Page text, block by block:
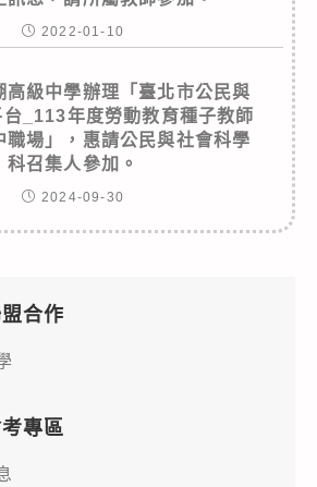
2022-01-10
高級中學辦理「臺北市公民與
_113年度勞動教育種子教師
場」，惠請公民與社會科學
科召集人參加。
2024-09-30
合作
專區